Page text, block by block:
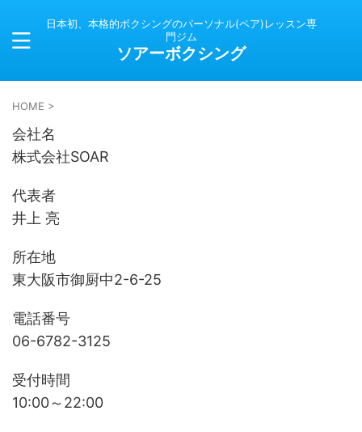
日本初、本格的ボクシングのパーソナル(ペア)レッスン専
門ジム
ソアーボクシング
HOME >
会社名
株式会社SOAR
代表者
井上 亮
所在地
東大阪市御厨中2-6-25
電話番号
06-6782-3125
受付時間
10:00～22:00